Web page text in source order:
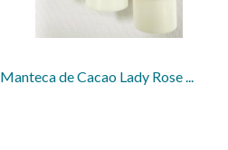
Manteca de Cacao Lady Rose ...